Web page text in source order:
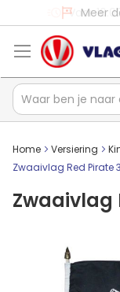
Meer
Voor
Home Versiering
Zwaaivlag Red Pirate
Zwaaivlag